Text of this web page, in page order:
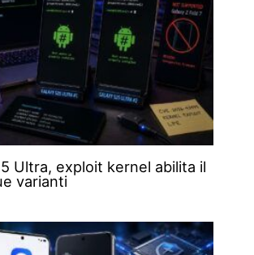
Ultra, exploit kernel abilita il
varianti